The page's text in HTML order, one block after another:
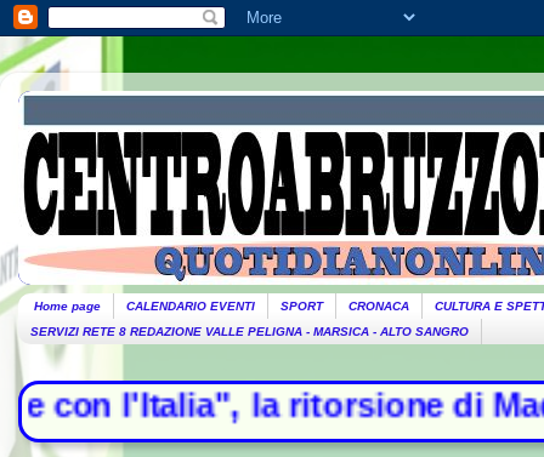
Home page CALENDARIO EVENTI SPORT CRONACA
CULTURA E
SERVIZI RETE 8 REDAZIONE VALLE PELIGNA - MARSICA - ALTO SANGRO
la ritorsione di Madrid -